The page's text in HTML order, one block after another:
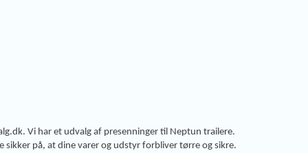
Vi har et udvalg af presenninger til Neptun trailere.
på, at dine varer og udstyr forbliver tørre og sikre.